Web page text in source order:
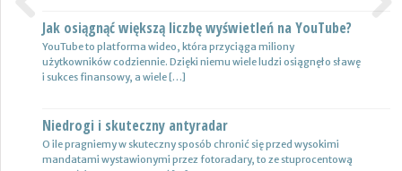
Jak osiągnąć większą liczbę wyświetleń na YouTube?
YouTube to platforma wideo, która przyciąga miliony
użytkowników codziennie. Dzięki niemu wiele ludzi osiągnęło sławę
i sukces finansowy, a wiele […]
Niedrogi i skuteczny antyradar
O ile pragniemy w skuteczny sposób chronić się przed wysokimi
mandatami wystawionymi przez fotoradary, to ze stuprocentową
Certyfikat uprawnień w branży budowlanej
Uprawnienia w biznesie budowlanej dotyczą różnych specjalności.
Jest to specjalność architektoniczna, niemniej jednak również
konstrukcyjno-budowlana, inżynieryjna oraz instalacyjna. Warto
Drewutnia z palet na działkę
Wiele osób zastanawia się, jaki rodzaj drewutni ogrodowej sprawdzi
Previous